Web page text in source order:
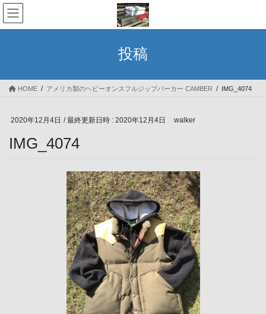
コ
ン
テ
ス
ナ
ビ
ゲ
ン
投稿
HOME アメリカ製のヘビーオンスフルジップパーカー CAMBER IMG_4074
2020年12月4日 / 最終更新日時 : 2020年12月4日 walker
IMG_4074